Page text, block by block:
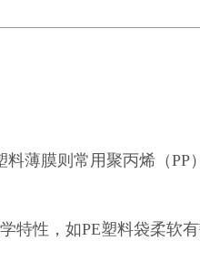
薄膜则常用聚丙烯（PP
特性，如PE塑料袋柔软